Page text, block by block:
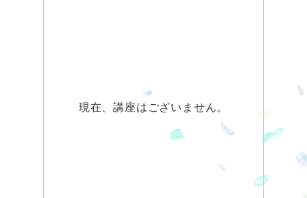
現在、講座はございません。